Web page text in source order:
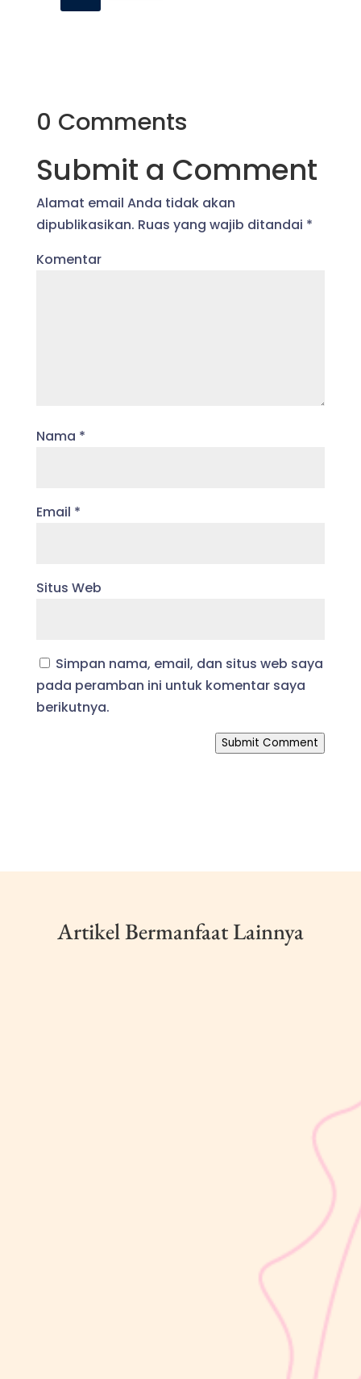
0 Comments
Submit a Comment
Alamat email Anda tidak akan
dipublikasikan. Ruas yang wajib ditandai *
Komentar
Nama *
Email *
Situs Web
Simpan nama, email, dan situs web saya
pada peramban ini untuk komentar saya
berikutnya.
Submit Comment
Artikel Bermanfaat Lainnya
dalam masa 1000 Hari Pertama Kehidupan (HPK). Pada tahap ini,
perkembangan si Kecil berlangsung sangat pesat, mulai dari
kemampuan berjalan, berbicara, hingga berinteraksi dengan orang